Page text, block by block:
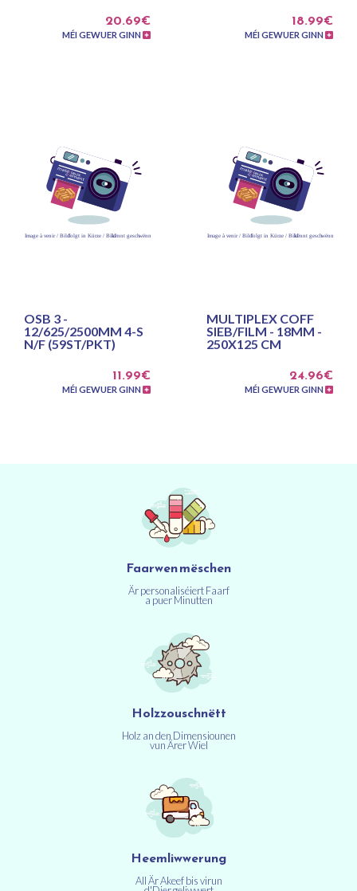
20.69€
MÉI GEWUER GINN
18.99€
MÉI GEWUER GINN
OSB 3 -
12/625/2500MM 4-S
N/F (59ST/PKT)
11.99€
MÉI GEWUER GINN
MULTIPLEX COFF
SIEB/FILM - 18MM -
250X125 CM
24.96€
MÉI GEWUER GINN
Faarwen mëschen
Är personaliséiert Faarf
a puer Minutten
Holzzouschnëtt
Holz an den Dimensiounen
vun Ärer Wiel
Heemliwwerung
All Är Akeef bis virun